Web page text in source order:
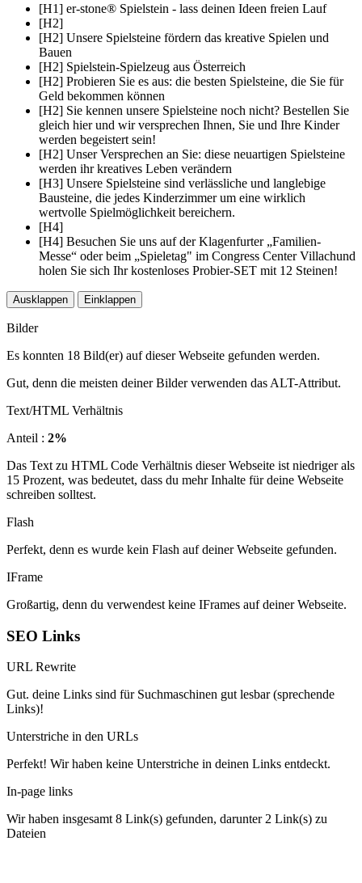
[H1] er-stone® Spielstein - lass deinen Ideen freien Lauf
[H2]
[H2] Unsere Spielsteine fördern das kreative Spielen und
Bauen
[H2] Spielstein-Spielzeug aus Österreich
[H2] Probieren Sie es aus: die besten Spielsteine, die Sie für
Geld bekommen können
[H2] Sie kennen unsere Spielsteine noch nicht? Bestellen Sie
gleich hier und wir versprechen Ihnen, Sie und Ihre Kinder
werden begeistert sein!
[H2] Unser Versprechen an Sie: diese neuartigen Spielsteine
werden ihr kreatives Leben verändern
[H3] Unsere Spielsteine sind verlässliche und langlebige
Bausteine, die jedes Kinderzimmer um eine wirklich
wertvolle Spielmöglichkeit bereichern.
[H4]
[H4] Besuchen Sie uns auf der Klagenfurter „Familien-
Messe“ oder beim „Spieletag" im Congress Center Villachund
holen Sie sich Ihr kostenloses Probier-SET mit 12 Steinen!
Ausklappen Einklappen
Bilder
Es konnten 18 Bild(er) auf dieser Webseite gefunden werden.
Gut, denn die meisten deiner Bilder verwenden das ALT-Attribut.
Text/HTML Verhältnis
Anteil : 2%
Das Text zu HTML Code Verhältnis dieser Webseite ist niedriger als
15 Prozent, was bedeutet, dass du mehr Inhalte für deine Webseite
schreiben solltest.
Flash
Perfekt, denn es wurde kein Flash auf deiner Webseite gefunden.
IFrame
Großartig, denn du verwendest keine IFrames auf deiner Webseite.
SEO Links
URL Rewrite
Gut. deine Links sind für Suchmaschinen gut lesbar (sprechende
Links)!
Unterstriche in den URLs
Perfekt! Wir haben keine Unterstriche in deinen Links entdeckt.
In-page links
Wir haben insgesamt 8 Link(s) gefunden, darunter 2 Link(s) zu
Dateien